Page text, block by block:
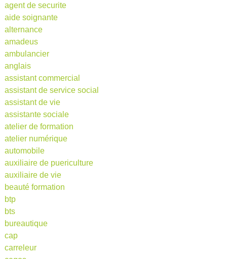
agent de securite
aide soignante
alternance
amadeus
ambulancier
anglais
assistant commercial
assistant de service social
assistant de vie
assistante sociale
atelier de formation
atelier numérique
automobile
auxiliaire de puericulture
auxiliaire de vie
beauté formation
btp
bts
bureautique
cap
carreleur